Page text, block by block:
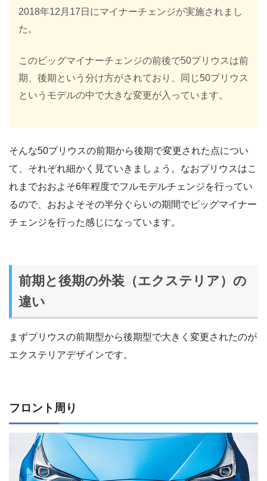
2018年12月17日にマイナーチェンジが実施されまし
た。
このビッグマイナーチェンジの前後で50プリウスは前
期、後期という分け方がされており、同じ50プリウス
というモデルの中で大きな変更が入っています。
そんな50プリウスの前期から後期で変更された点につい
て、それぞれ細かく見ていきましょう。なおプリウスはこ
れまでおおよそ6年程度でフルモデルチェンジを行ってい
るので、おおよそその半分ぐらいの期間でビッグマイナー
チェンジを行った感じになっています。
前期と後期の外装（エクステリア）の
違い
まずプリウスの前期型から後期型で大きく変更されたのが
エクステリアデザインです。
フロント周り